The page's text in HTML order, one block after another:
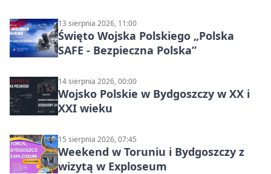
13 sierpnia 2026, 11:00
Święto Wojska Polskiego „Polska
SAFE - Bezpieczna Polska”
14 sierpnia 2026, 00:00
Wojsko Polskie w Bydgoszczy w XX i
XXI wieku
15 sierpnia 2026, 07:45
Weekend w Toruniu i Bydgoszczy z
wizytą w Exploseum